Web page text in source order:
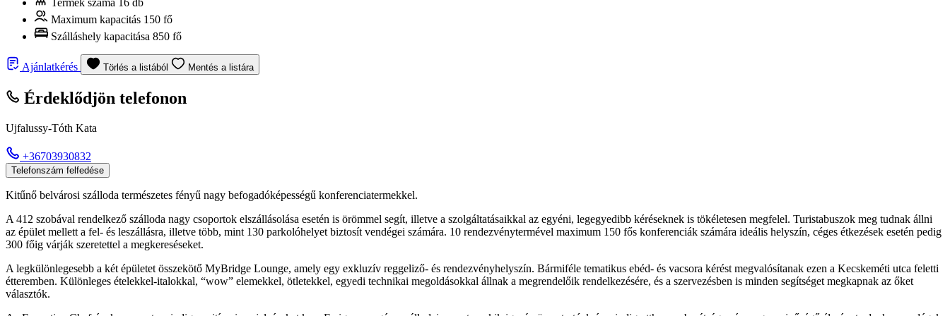
Termek száma 16 db
Maximum kapacitás 150 fő
Szálláshely kapacitása 850 fő
Ajánlatkérés Törlés a listából Mentés a listára
Érdeklődjön telefonon
Ujfalussy-Tóth Kata
+36703930832
Telefonszám felfedése
Kitűnő belvárosi szálloda természetes fényű nagy befogadóképességű konferenciatermekkel.
A 412 szobával rendelkező szálloda nagy csoportok elszállásolása esetén is örömmel segít, illetve a szolgáltatásaikkal az egyéni, legegyedibb kéréseknek is tökéletesen megfelel. Turistabuszok meg tudnak állni
az épület mellett a fel- és leszállásra, illetve több, mint 130 parkolóhelyet biztosít vendégei számára. 10 rendezvénytermével maximum 150 fős konferenciák számára ideális helyszín, céges étkezések esetén pedig
300 főig várják szeretettel a megkereséseket.
A legkülönlegesebb a két épületet összekötő MyBridge Lounge, amely egy exkluzív reggeliző- és rendezvényhelyszín. Bármiféle tematikus ebéd- és vacsora kérést megvalósítanak ezen a Kecskeméti utca feletti
étteremben. Különleges ételekkel-italokkal, “wow” elemekkel, ötletekkel, egyedi technikai megoldásokkal állnak a megrendelőik rendelkezésére, és a szervezésben is minden segítséget megkapnak az őket
választók.